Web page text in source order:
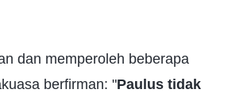
dan memperoleh beberapa
berfirman: "Paulus tidak